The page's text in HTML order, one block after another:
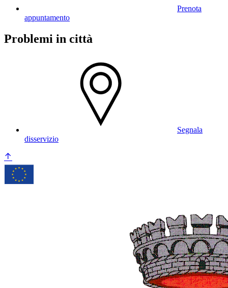
Prenota
appuntamento
Problemi in città
Segnala
disservizio